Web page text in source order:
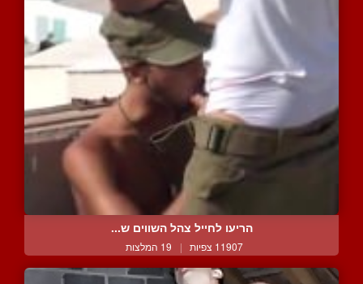
הריעו לחייל צהל השווים ש...
11907 צפיות | 19 המלצות